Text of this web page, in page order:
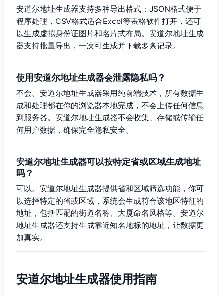
安道尔地址生成器支持多种导出格式：JSON格式便于
程序处理，CSV格式适合Excel等表格软件打开，还可
以生成虚拟身份证图片和名片式布局。安道尔地址生成
器支持批量导出，一次可生成并下载多条记录。
使用安道尔地址生成器会泄露隐私吗？
不会。安道尔地址生成器采用纯前端技术，所有数据生
成和处理都在你的浏览器本地完成，不会上传任何信息
到服务器。安道尔地址生成器不会收集、存储或传输任
何用户数据，确保完全隐私安全。
安道尔地址生成器可以按特定省或区域生成地址
吗？
可以。安道尔地址生成器提供省和区域筛选功能，你可
以选择特定的省或区域，系统会生成符合该地区特征的
地址，包括匹配的街道名称、大厦命名风格等。安道尔
地址生成器还支持生成靠近知名地标的地址，让数据更
加真实。
安道尔地址生成器使用指南